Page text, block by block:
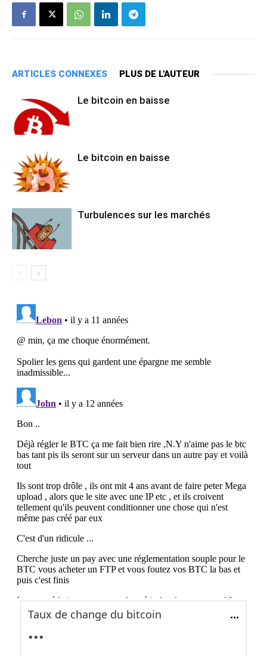
ARTICLES CONNEXES PLUS DE L'AUTEUR
Le bitcoin en baisse
Le bitcoin en baisse
Turbulences sur les marchés
Taux de change du bitcoin ...
...